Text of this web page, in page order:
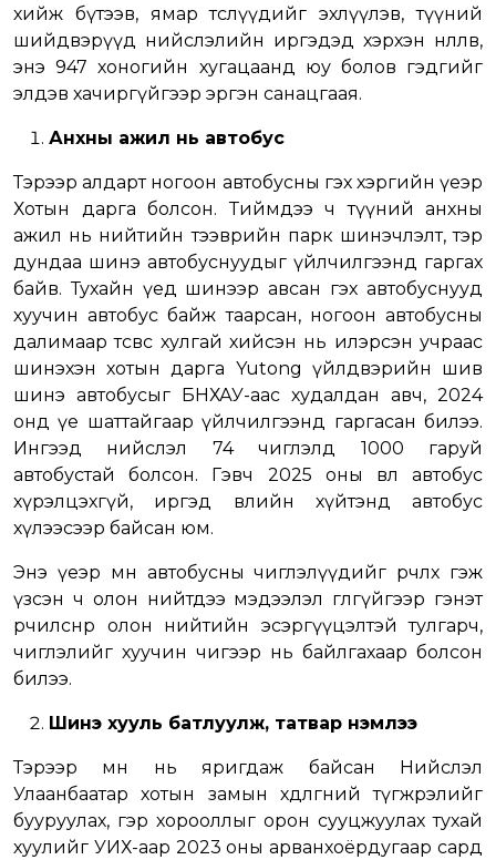
хийж бүтээв, ямар төслүүдийг эхлүүлэв, түүний
шийдвэрүүд нийслэлийн иргэдэд хэрхэн нөлөөлөв,
энэ 947 хоногийн хугацаанд юу болов гэдгийг
элдэв хачиргүйгээр эргэн санацгаая.
Анхны ажил нь автобус
Тэрээр алдарт ногоон автобусны гэх хэргийн үеэр
Хотын дарга болсон. Тиймдээ ч түүний анхны
ажил нь нийтийн тээврийн парк шинэчлэлт, тэр
дундаа шинэ автобуснуудыг үйлчилгээнд гаргах
байв. Тухайн үед шинээр авсан гэх автобуснууд
хуучин автобус байж таарсан, ногоон автобусны
далимаар төсвөөс хулгай хийсэн нь илэрсэн учраас
шинэхэн хотын дарга Yutong үйлдвэрийн шив
шинэ автобусыг БНХАУ-аас худалдан авч, 2024
онд үе шаттайгаар үйлчилгээнд гаргасан билээ.
Ингээд нийслэл 74 чиглэлд 1000 гаруй
автобустай болсон. Гэвч 2025 оны өвөл автобус
хүрэлцэхгүй, иргэд өвлийн хүйтэнд автобус
хүлээсээр байсан юм.
Энэ үеэр мөн автобусны чиглэлүүдийг өөрчлөх гэж
үзсэн ч олон нийтдээ мэдээлэл өгөлгүйгээр гэнэт
өөрчилснөөр олон нийтийн эсэргүүцэлтэй тулгарч,
чиглэлийг хуучин чигээр нь байлгахаар болсон
билээ.
Шинэ хууль батлуулж, татвар нэмлээ
Тэрээр өмнө нь яригдаж байсан Нийслэл
Улаанбаатар хотын замын хөдөлгөөний түгжрэлийг
бууруулах, гэр хорооллыг орон сууцжуулах тухай
хуулийг УИХ-аар 2023 оны арванхоёрдугаар сард